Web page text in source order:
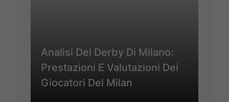
Analisi Del Derby Di Milano:
Prestazioni E Valutazioni Dei
Giocatori Del Milan